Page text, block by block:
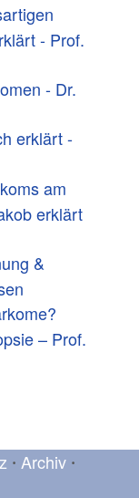
- Prof.
- Dr.
erklärt -
am
erklärt
&
– Prof.
• Archiv •